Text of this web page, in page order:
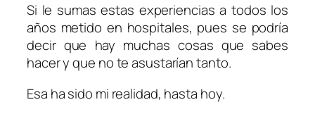
Si le sumas estas experiencias a todos los
años metido en hospitales, pues se podría
decir que hay muchas cosas que sabes
hacer y que no te asustarían tanto.
Esa ha sido mi realidad, hasta hoy.